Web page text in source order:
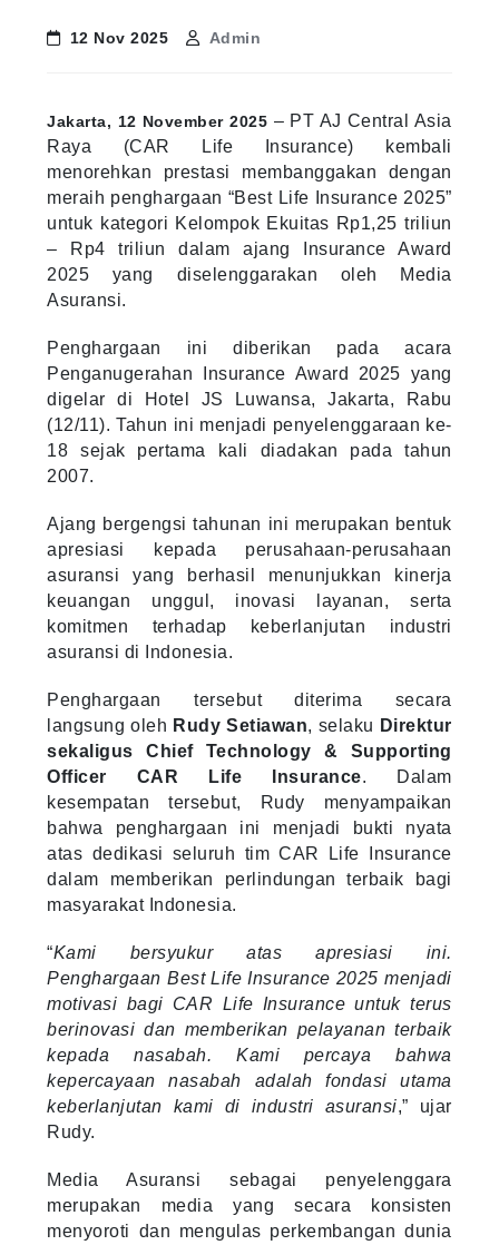
12 Nov 2025 Admin
Jakarta, 12 November 2025 – PT AJ Central Asia
Raya (CAR Life Insurance) kembali
menorehkan prestasi membanggakan dengan
meraih penghargaan “Best Life Insurance 2025”
untuk kategori Kelompok Ekuitas Rp1,25 triliun
– Rp4 triliun dalam ajang Insurance Award
2025 yang diselenggarakan oleh Media
Asuransi.
Penghargaan ini diberikan pada acara
Penganugerahan Insurance Award 2025 yang
digelar di Hotel JS Luwansa, Jakarta, Rabu
(12/11). Tahun ini menjadi penyelenggaraan ke-
18 sejak pertama kali diadakan pada tahun
2007.
Ajang bergengsi tahunan ini merupakan bentuk
apresiasi kepada perusahaan-perusahaan
asuransi yang berhasil menunjukkan kinerja
keuangan unggul, inovasi layanan, serta
komitmen terhadap keberlanjutan industri
asuransi di Indonesia.
Penghargaan tersebut diterima secara
langsung oleh Rudy Setiawan, selaku Direktur
sekaligus Chief Technology & Supporting
Officer CAR Life Insurance. Dalam
kesempatan tersebut, Rudy menyampaikan
bahwa penghargaan ini menjadi bukti nyata
atas dedikasi seluruh tim CAR Life Insurance
dalam memberikan perlindungan terbaik bagi
masyarakat Indonesia.
“Kami bersyukur atas apresiasi ini.
Penghargaan Best Life Insurance 2025 menjadi
motivasi bagi CAR Life Insurance untuk terus
berinovasi dan memberikan pelayanan terbaik
kepada nasabah. Kami percaya bahwa
kepercayaan nasabah adalah fondasi utama
keberlanjutan kami di industri asuransi,” ujar
Rudy.
Media Asuransi sebagai penyelenggara
merupakan media yang secara konsisten
menyoroti dan mengulas perkembangan dunia